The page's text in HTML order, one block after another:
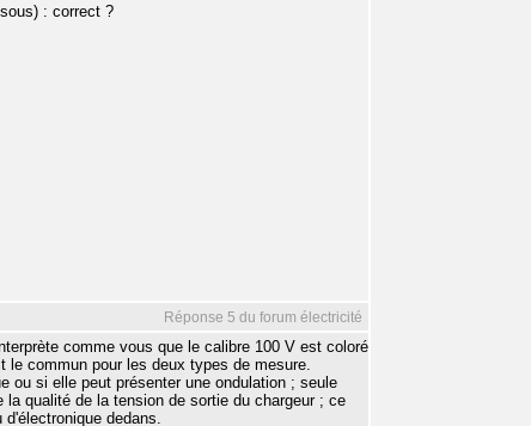
: correct ?
Réponse 5 du forum électricité
comme vous que le calibre 100 V est coloré
le commun pour les deux types de mesure.
ou si elle peut présenter une ondulation ; seule
qualité de la tension de sortie du chargeur ; ce
dedans.